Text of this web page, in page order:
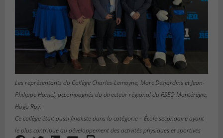
Les représentants du Collège Charles-Lemoyne, Marc Desjardins et Jean-
Philippe Hamel, accompagnés du directeur régional du RSEQ Montérégie,
Hugo Roy.
Ce collège était aussi finaliste dans la catégorie – École secondaire ayant
le plus contribué au développement des activités physiques et sportives